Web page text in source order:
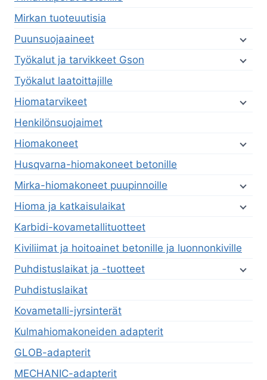
Mirkan tuoteuutisia
Puunsuojaaineet
Työkalut ja tarvikkeet Gson
Työkalut laatoittajille
Hiomatarvikeet
Henkilönsuojaimet
Hiomakoneet
Husqvarna-hiomakoneet betonille
Mirka-hiomakoneet puupinnoille
Hioma ja katkaisulaikat
Karbidi-kovametallituotteet
Kiviliimat ja hoitoainet betonille ja luonnonkiville
Puhdistuslaikat ja -tuotteet
Puhdistuslaikat
Kovametalli-jyrsinterät
Kulmahiomakoneiden adapterit
GLOB-adapterit
MECHANIC-adapterit